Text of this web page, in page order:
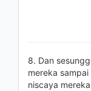
8. Dan
mereka
niscaya